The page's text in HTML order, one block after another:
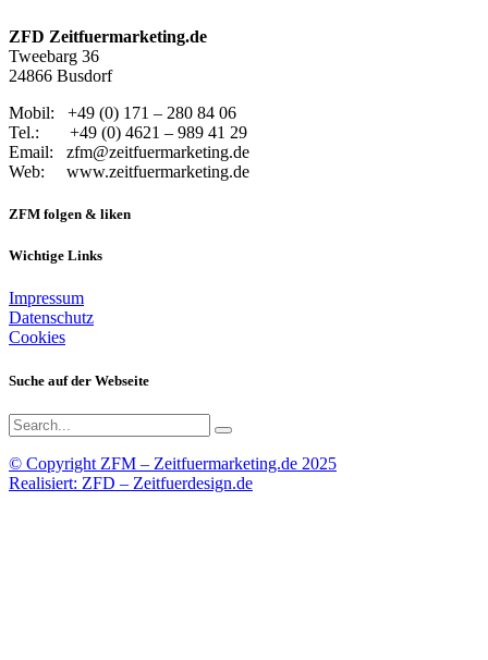
ZFD Zeitfuermarketing.de
Tweebarg 36
24866 Busdorf
Mobil: +49 (0) 171 – 280 84 06
Tel.: +49 (0) 4621 – 989 41 29
Email: zfm@zeitfuermarketing.de
Web: www.zeitfuermarketing.de
ZFM folgen & liken
Wichtige Links
Impressum
Datenschutz
Cookies
Suche auf der Webseite
Search
for:
© Copyright ZFM – Zeitfuermarketing.de 2025
Realisiert: ZFD – Zeitfuerdesign.de